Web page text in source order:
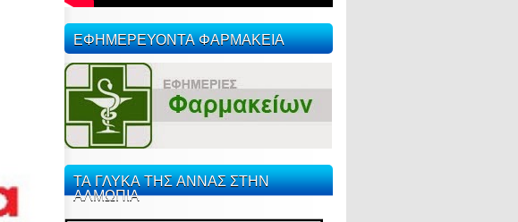
ΕΦΗΜΕΡΕΥΟΝΤΑ ΦΑΡΜΑΚΕΙΑ
ΤΑ ΓΛΥΚΑ ΤΗΣ ΑΝΝΑΣ ΣΤΗΝ
ΑΛΜΩΠΙΑ